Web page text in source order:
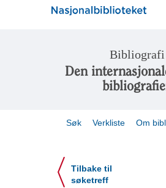
Bibliografi
Den
Søk Verkliste Om
Tilbake til
søketreff